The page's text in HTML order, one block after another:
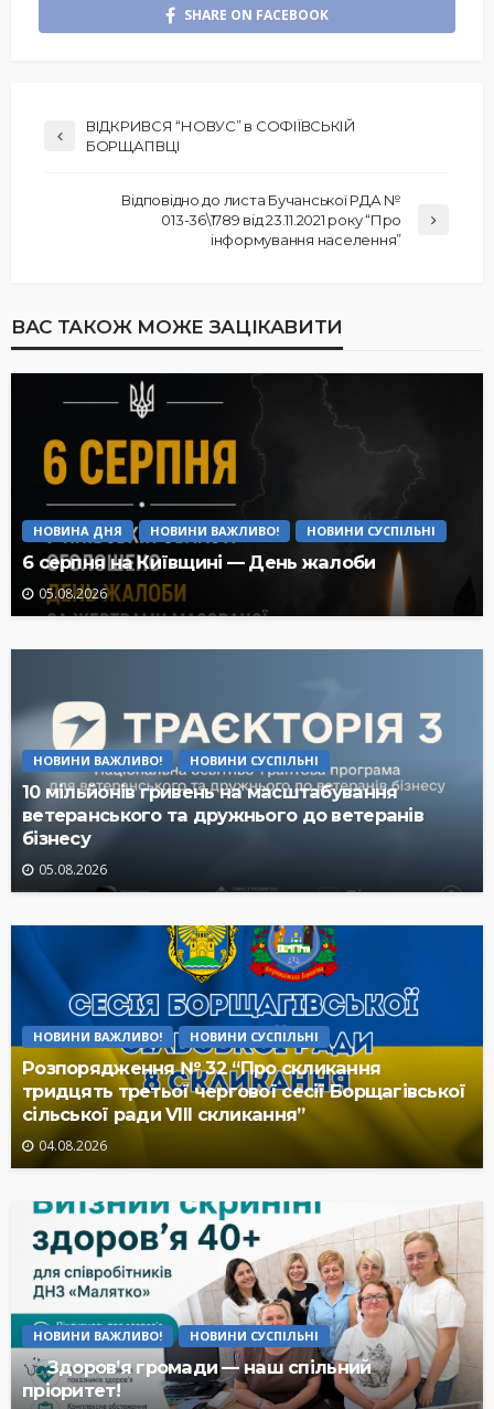
SHARE ON FACEBOOK
ВІДКРИВСЯ “НОВУС” в СОФІЇВСЬКІЙ
БОРЩАГІВЦІ
Відповідно до листа Бучанської РДА №
013-36\1789 від 23.11.2021 року “Про
інформування населення”
ВАС ТАКОЖ МОЖЕ ЗАЦІКАВИТИ
НОВИНА ДНЯ НОВИНИ ВАЖЛИВО! НОВИНИ СУСПІЛЬНІ
6 серпня на Київщині — День жалоби
05.08.2026
НОВИНИ ВАЖЛИВО! НОВИНИ СУСПІЛЬНІ
10 мільйонів гривень на масштабування
ветеранського та дружнього до ветеранів
бізнесу
05.08.2026
НОВИНИ ВАЖЛИВО! НОВИНИ СУСПІЛЬНІ
Розпорядження № 32 “Про скликання
тридцять третьої чергової сесії Борщагівської
сільської ради VIII скликання”
04.08.2026
НОВИНИ ВАЖЛИВО! НОВИНИ СУСПІЛЬНІ
Здоров’я громади — наш спільний
пріоритет!